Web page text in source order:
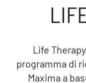
Life
programma di
Maxima a